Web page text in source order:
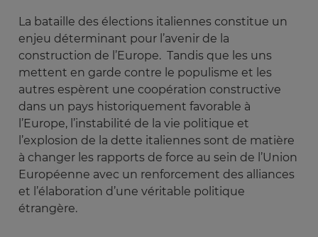
La bataille des élections italiennes constitue un
enjeu déterminant pour l’avenir de la
construction de l’Europe. Tandis que les uns
mettent en garde contre le populisme et les
autres espèrent une coopération constructive
dans un pays historiquement favorable à
l’Europe, l’instabilité de la vie politique et
l’explosion de la dette italiennes sont de matière
à changer les rapports de force au sein de l’Union
Européenne avec un renforcement des alliances
et l’élaboration d’une véritable politique
étrangère.